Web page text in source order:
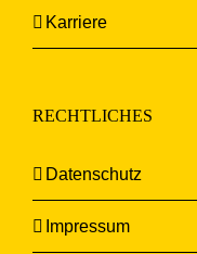
Karriere
RECHTLICHES
Datenschutz
Impressum